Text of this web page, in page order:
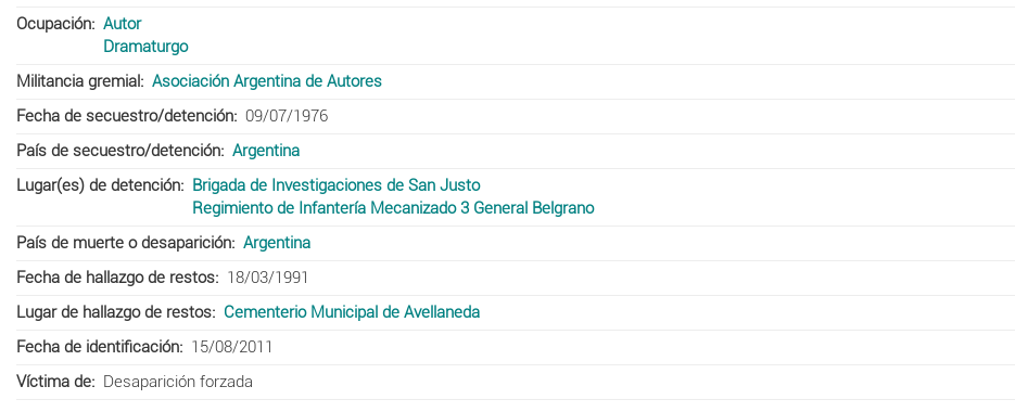
Ocupación
Autor
Dramaturgo
Militancia gremial
Asociación Argentina de Autores
Fecha de secuestro/detención
09/07/1976
País de secuestro/detención
Argentina
Lugar(es) de detención
Brigada de Investigaciones de San Justo
Regimiento de Infantería Mecanizado 3 General Belgrano
País de muerte o desaparición
Argentina
Fecha de hallazgo de restos
18/03/1991
Lugar de hallazgo de restos
Cementerio Municipal de Avellaneda
Fecha de identificación
15/08/2011
Víctima de
Desaparición forzada